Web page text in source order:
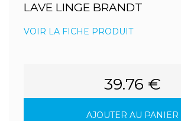
LAVE LINGE BRANDT
VOIR LA FICHE PRODUIT
39.76 €
AJOUTER AU PANIER